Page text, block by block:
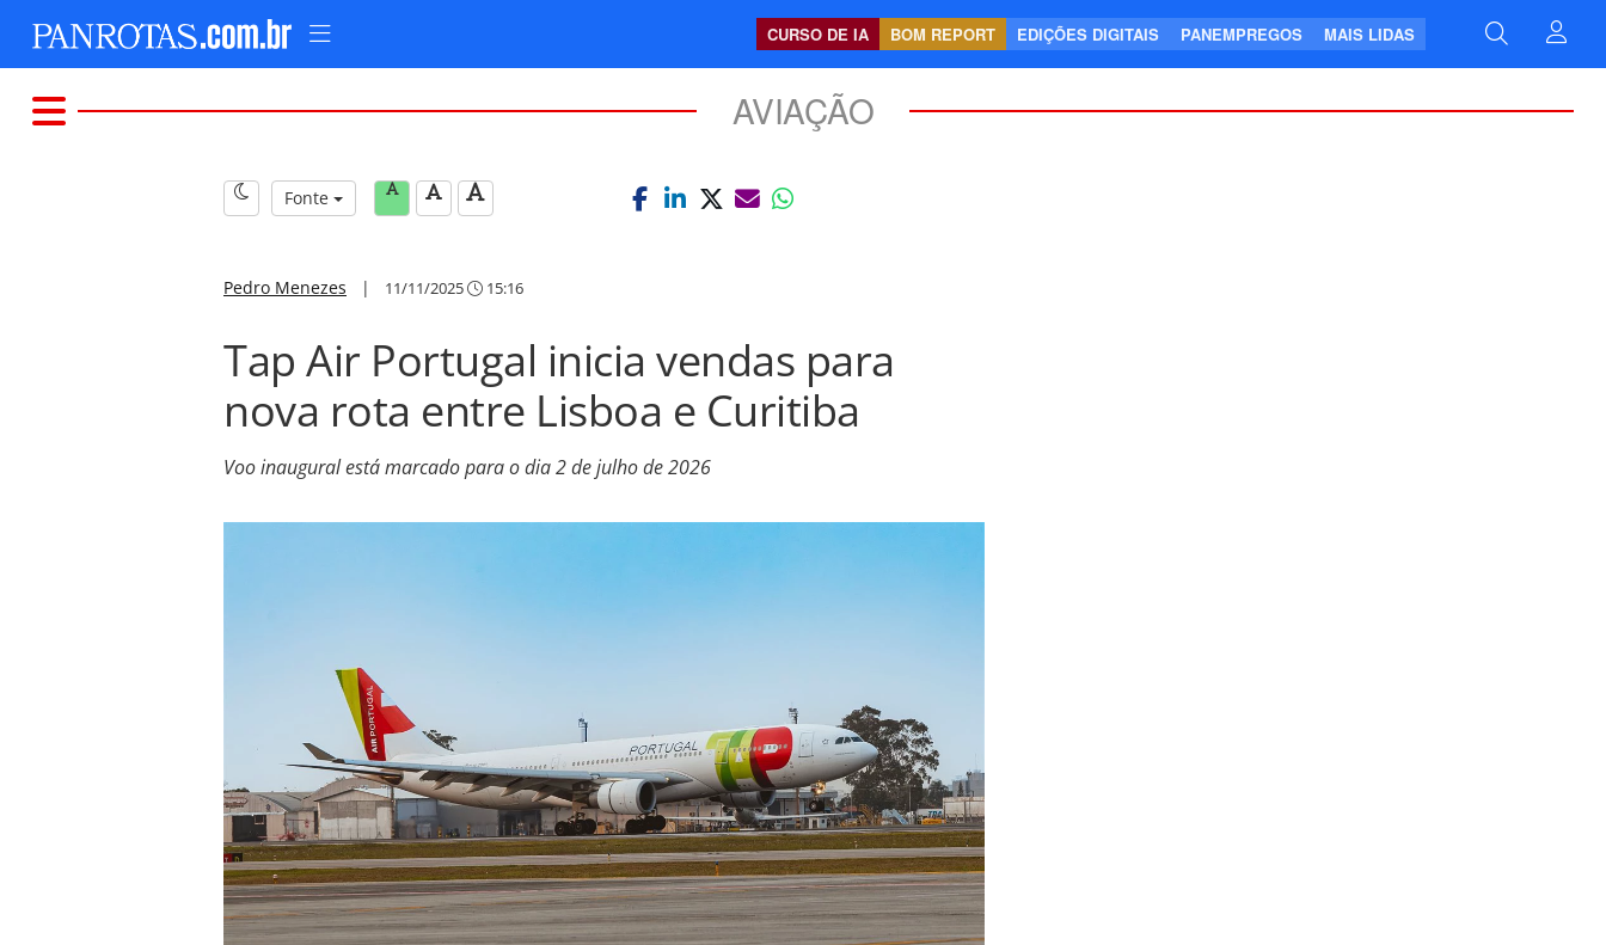
CURSO DE IA BOM REPORT EDIÇÕES DIGITAIS PANEMPREGOS MAIS LIDAS
AVIAÇÃO
Fonte
Pedro Menezes | 11/11/2025 15:16
Tap Air Portugal inicia vendas para
nova rota entre Lisboa e Curitiba
Voo inaugural está marcado para o dia 2 de julho de 2026